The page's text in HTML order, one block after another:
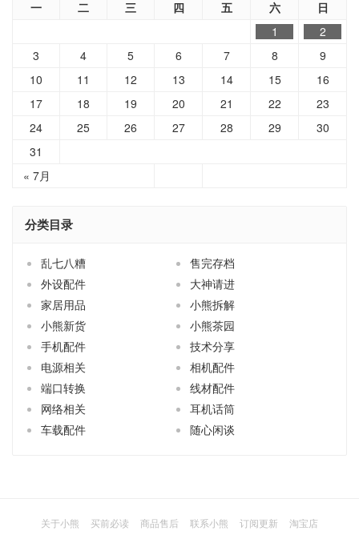
一 二 三 四 五 六 日
« 7月
1
2
3
4 5 6 7 8
9
10
11 12 13 14 15
16
17
18 19 20 21 22
23
24
25 26 27 28 29
30
31
分类目录
乱七八糟
售完存档
外设配件
大神请进
家居用品
小熊拆解
小熊新货
小熊茶园
手机配件
技术分享
电源相关
相机配件
端口转换
线材配件
网络相关
耳机话筒
车载配件
随心闲谈
关于小熊 买前必读 商品售后 联系小熊 订阅更新 淘宝店